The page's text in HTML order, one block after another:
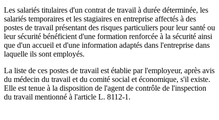
Les salariés titulaires d'un contrat de travail à durée déterminée, les
salariés temporaires et les stagiaires en entreprise affectés à des
postes de travail présentant des risques particuliers pour leur santé ou
leur sécurité bénéficient d'une formation renforcée à la sécurité ainsi
que d'un accueil et d'une information adaptés dans l'entreprise dans
laquelle ils sont employés.
La liste de ces postes de travail est établie par l'employeur, après avis
du médecin du travail et du comité social et économique, s'il existe.
Elle est tenue à la disposition de l'agent de contrôle de l'inspection
du travail mentionné à l'article L. 8112-1.